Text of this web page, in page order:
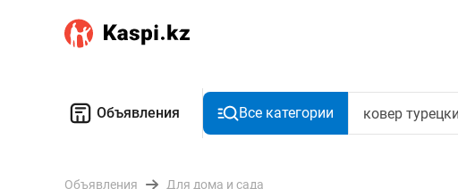
Объявления Все категории
Объявления Для дома и сада